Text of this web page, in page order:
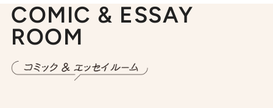
COMIC & ESSAY
ROOM